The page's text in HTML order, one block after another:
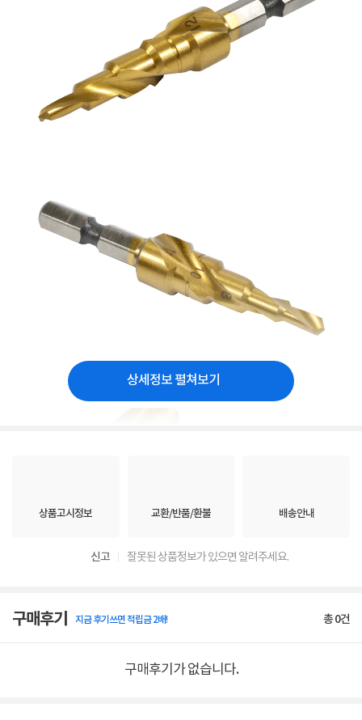
상세정보 펼쳐보기
상품고시정보 교환/반품/환불 배송안내
신고 잘못된 상품정보가 있으면 알려주세요.
구매후기 지금 후기쓰면 적립금 2배! 총0건
구매후기가 없습니다.